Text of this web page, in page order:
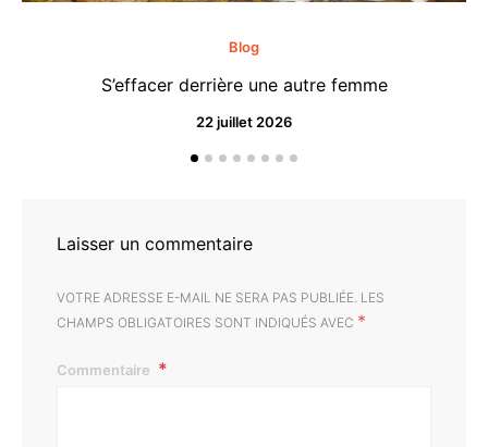
Blog
S’effacer derrière une autre femme
22 juillet 2026
Laisser un commentaire
VOTRE ADRESSE E-MAIL NE SERA PAS PUBLIÉE. LES
CHAMPS OBLIGATOIRES SONT INDIQUÉS AVEC *
Commentaire